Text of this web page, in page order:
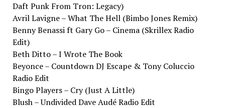
Daft Punk From Tron: Legacy)
Avril Lavigne – What The Hell (Bimbo Jones Remix)
Benny Benassi ft Gary Go – Cinema (Skrillex Radio
Edit)
Beth Ditto – I Wrote The Book
Beyonce – Countdown DJ Escape & Tony Coluccio
Radio Edit
Bingo Players – Cry (Just A Little)
Blush – Undivided Dave Audé Radio Edit